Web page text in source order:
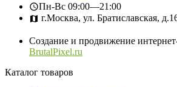
Пн-Вс 09:00—21:00
г.Москва, ул. Братиславская,
Создание и продвижение
BrutalPixel.ru
Каталог товаров